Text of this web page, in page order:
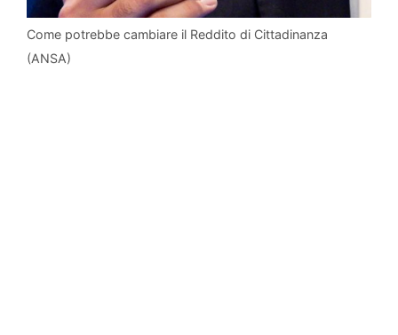
Come potrebbe cambiare il Reddito di Cittadinanza
(ANSA)